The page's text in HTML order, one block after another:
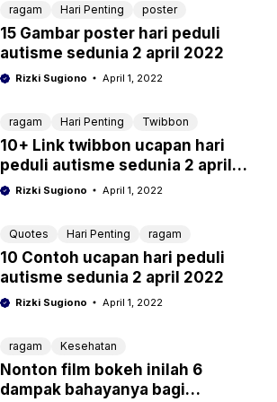
ragam Hari Penting poster
15 Gambar poster hari peduli
autisme sedunia 2 april 2022
Rizki Sugiono April 1, 2022
ragam Hari Penting Twibbon
10+ Link twibbon ucapan hari
peduli autisme sedunia 2 april
2022
Rizki Sugiono April 1, 2022
Quotes Hari Penting ragam
10 Contoh ucapan hari peduli
autisme sedunia 2 april 2022
Rizki Sugiono April 1, 2022
ragam Kesehatan
Nonton film bokeh inilah 6
dampak bahayanya bagi